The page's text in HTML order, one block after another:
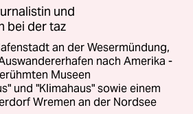
und
bei der taz
an der Wesermündung,
nach Amerika -
Museen
und "Klimahaus" sowie einem
Wremen an der Nordsee